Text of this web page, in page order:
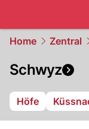
Home Zentral
Schwyz
Höfe